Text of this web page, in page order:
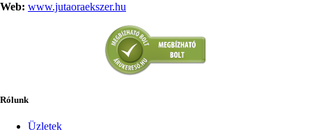
Web: www.jutaoraekszer.hu
Rólunk
Üzletek